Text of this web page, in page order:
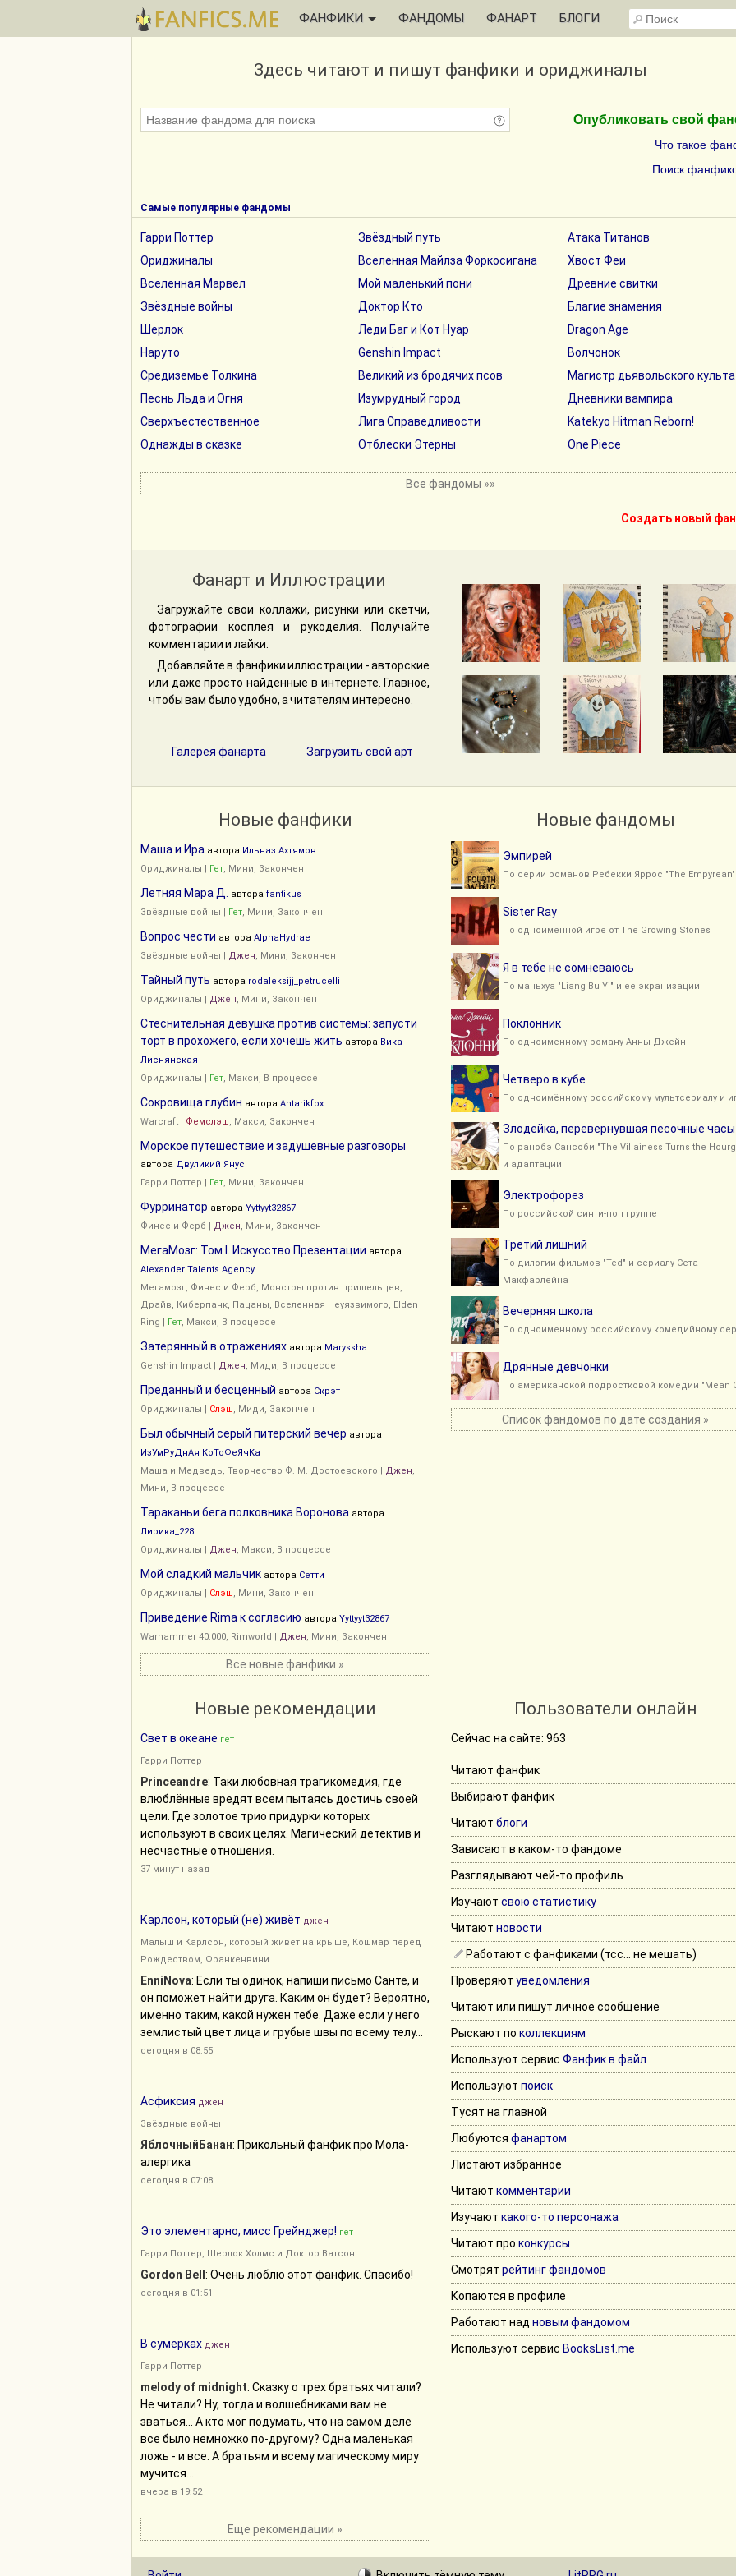
ФАНФИКИ ФАНДОМЫ ФАНАРТ БЛОГИ
Здесь читают и пишут фанфики и ориджиналы
Опубликовать свой
Что такое
Поиск
Самые популярные фандомы
Гарри Поттер
Ориджиналы
Вселенная Марвел
Звёздные войны
Шерлок
Наруто
Средиземье Толкина
Песнь Льда и Огня
Сверхъестественное
Однажды в сказке
Звёздный путь
Вселенная Майлза Форкосигана
Мой маленький пони
Доктор Кто
Леди Баг и Кот Нуар
Genshin Impact
Великий из бродячих псов
Изумрудный город
Лига Справедливости
Отблески Этерны
Атака Титанов
Хвост Феи
Древние свитки
Благие знамения
Dragon Age
Волчонок
Магистр дьявольского культа
Дневники вампира
Katekyo Hitman Reborn!
One Piece
Все фандомы »»
Создать новый
Фанарт и Иллюстрации
Загружайте свои коллажи, рисунки или скетчи,
фотографии косплея и рукоделия. Получайте
комментарии и лайки.
Добавляйте в фанфики иллюстрации - авторские
или даже просто найденные в интернете. Главное,
чтобы вам было удобно, а читателям интересно.
Галерея фанарта Загрузить свой арт
Новые фанфики
Маша и Ира автора Ильназ Ахтямов
Ориджиналы | Гет, Мини, Закончен
Летняя Мара Д. автора fantikus
Звёздные войны | Гет, Мини, Закончен
Вопрос чести автора AlphaHydrae
Звёздные войны | Джен, Мини, Закончен
Тайный путь автора rodaleksijj_petrucelli
Ориджиналы | Джен, Мини, Закончен
Стеснительная девушка против системы: запусти
торт в прохожего, если хочешь жить автора Вика
Лиснянская
Ориджиналы | Гет, Макси, В процессе
Сокровища глубин автора Antarikfox
Warcraft | Фемслэш, Макси, Закончен
Морское путешествие и задушевные разговоры
автора Двуликий Янус
Гарри Поттер | Гет, Мини, Закончен
Фурринатор автора Yyttyyt32867
Финес и Ферб | Джен, Мини, Закончен
МегаМозг: Том I. Искусство Презентации автора
Alexander Talents Agency
Мегамозг, Финес и Ферб, Монстры против пришельцев,
Драйв, Киберпанк, Пацаны, Вселенная Неуязвимого, Elden
Ring | Гет, Макси, В процессе
Затерянный в отражениях автора Maryssha
Genshin Impact | Джен, Миди, В процессе
Преданный и бесценный автора Скрэт
Ориджиналы | Слэш, Миди, Закончен
Был обычный серый питерский вечер автора
ИзУмРуДнАя КоТоФеЯчКа
Маша и Медведь, Творчество Ф. М. Достоевского | Джен,
Мини, В процессе
Тараканьи бега полковника Воронова автора
Лирика_228
Ориджиналы | Джен, Макси, В процессе
Мой сладкий мальчик автора Сетти
Ориджиналы | Слэш, Мини, Закончен
Приведение Rima к согласию автора Yyttyyt32867
Warhammer 40.000, Rimworld | Джен, Мини, Закончен
Все новые фанфики »
Новые фандомы
Эмпирей
По серии романов Ребекки Яррос "The Empyrean"
Sister Ray
По одноименной игре от The Growing Stones
Я в тебе не сомневаюсь
По маньхуа "Liang Bu Yi" и ее экранизации
Поклонник
По одноименному роману Анны Джейн
Четверо в кубе
По одноимённому российскому мультсериалу и
Злодейка, перевернувшая песочные часы
По ранобэ Сансоби "The Villainess Turns the
и адаптации
Электрофорез
По российской синти-поп группе
Третий лишний
По дилогии фильмов "Ted" и сериалу Сета
Макфарлейна
Вечерняя школа
По одноименному российскому комедийному
Дрянные девчонки
По американской подростковой комедии "Mean
Список фандомов по дате создания »
Новые рекомендации
Свет в океане гет
Гарри Поттер
Princeandre: Таки любовная трагикомедия, где
влюблённые вредят всем пытаясь достичь своей
цели. Где золотое трио придурки которых
используют в своих целях. Магический детектив и
несчастные отношения.
37 минут назад
Карлсон, который (не) живёт джен
Малыш и Карлсон, который живёт на крыше, Кошмар перед
Рождеством, Франкенвини
EnniNova: Если ты одинок, напиши письмо Санте, и
он поможет найти друга. Каким он будет? Вероятно,
именно таким, какой нужен тебе. Даже если у него
землистый цвет лица и грубые швы по всему телу...
сегодня в 08:55
Асфиксия джен
Звёздные войны
ЯблочныйБанан: Прикольный фанфик про Мола-
алергика
сегодня в 07:08
Это элементарно, мисс Грейнджер! гет
Гарри Поттер, Шерлок Холмс и Доктор Ватсон
Gordon Bell : Очень люблю этот фанфик. Спасибо!
сегодня в 01:51
В сумерках джен
Гарри Поттер
melody of midnight: Сказку о трех братьях читали?
Не читали? Ну, тогда и волшебниками вам не
зваться... А кто мог подумать, что на самом деле
все было немножко по-другому? Одна маленькая
ложь - и все. А братьям и всему магическому миру
мучится...
вчера в 19:52
Еще рекомендации »
Пользователи онлайн
Сейчас на сайте: 963
Читают фанфик
Выбирают фанфик
Читают блоги
Зависают в каком-то фандоме
Разглядывают чей-то профиль
Изучают свою статистику
Читают новости
Работают с фанфиками (тсс... не мешать)
Проверяют уведомления
Читают или пишут личное сообщение
Рыскают по коллекциям
Используют сервис Фанфик в файл
Используют поиск
Тусят на главной
Любуются фанартом
Листают избранное
Читают комментарии
Изучают какого-то персонажа
Читают про конкурсы
Смотрят рейтинг фандомов
Копаются в профиле
Работают над новым фандомом
Используют сервис BooksList.me